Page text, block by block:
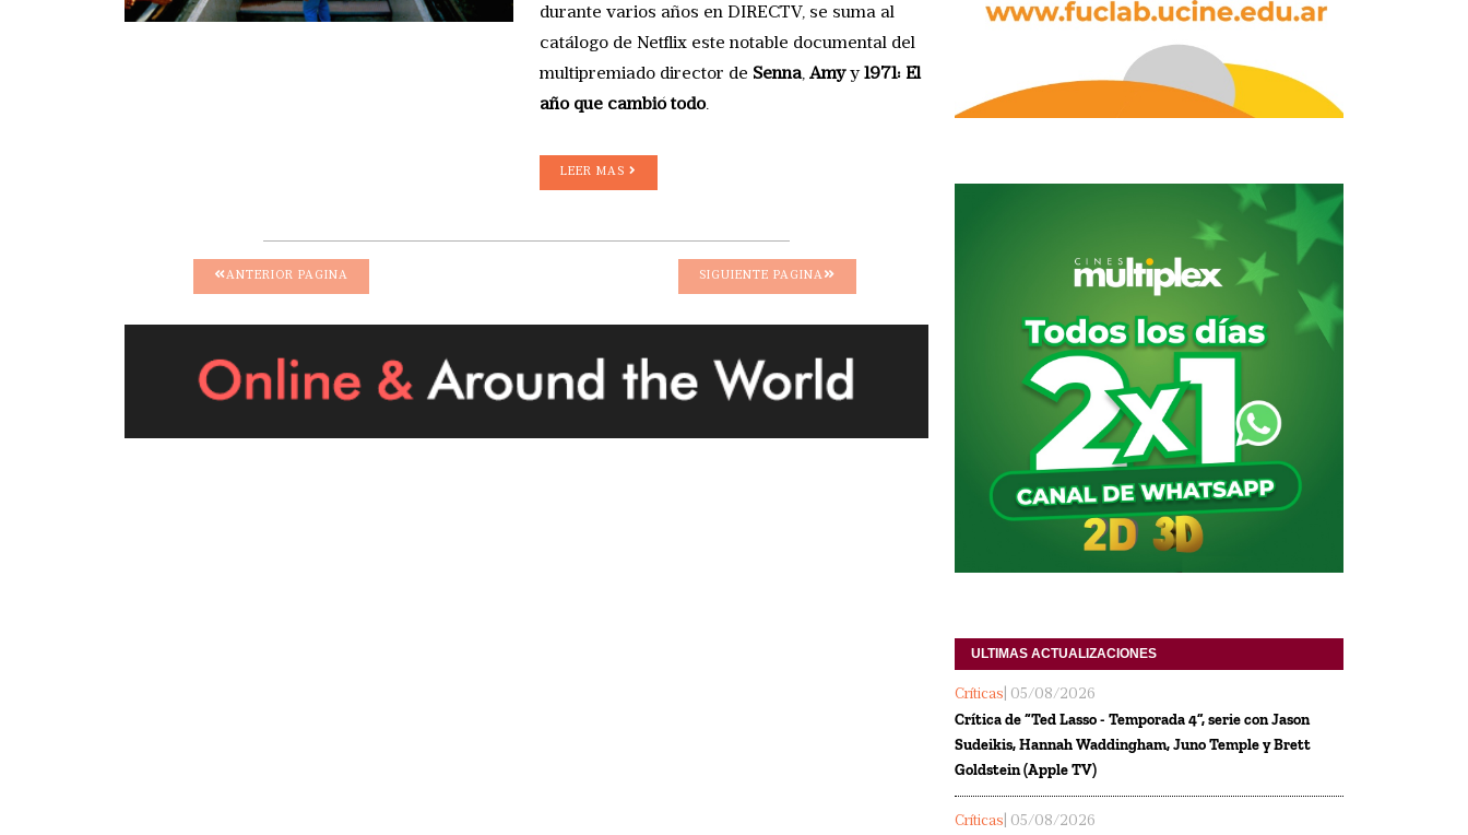
durante varios años en DIRECTV, se suma al
catálogo de Netflix este notable documental del
multipremiado director de Senna, Amyy1971: El
año que cambió todo.
LEER MAS
ANTERIOR PAGINA SIGUIENTE PAGINA
ULTIMAS ACTUALIZACIONES
Críticas | 05/08/2026
Crítica de “Ted Lasso - Temporada 4”, serie con Jason
Sudeikis, Hannah Waddingham, Juno Temple y Brett
Goldstein (Apple TV)
Críticas | 05/08/2026